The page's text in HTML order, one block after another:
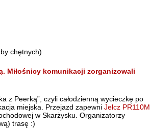
chętnych)
Miłośnicy komunikacji zorganizowali
z Peerką”, czyli całodzienną wycieczkę po
miejska. Przejazd zapewni Jelcz PR110M
w Skarżysku. Organizatorzy
trasę :)